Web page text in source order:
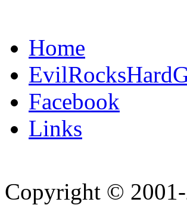
Home
Facebook
Links
Copyright ©